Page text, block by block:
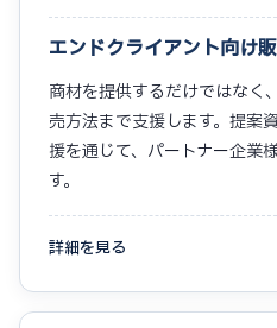
エンドクライアント向け
商材を提供するだけではなく
売方法まで支援します。提案
援を通じて、パートナー企業
す。
詳細を見る